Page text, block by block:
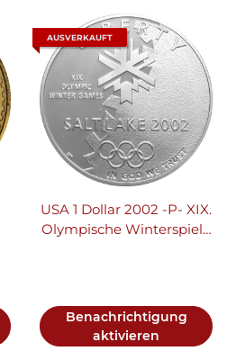
AUSVERKAUFT
USA 1 Dollar 2002 -P- XIX.
Olympische Winterspiele
Benachrichtigung
aktivieren